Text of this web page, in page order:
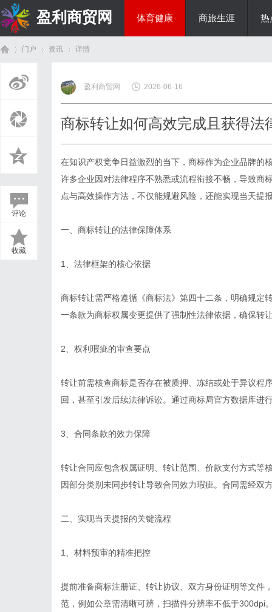
盈利商贸网 体育健康 商旅生涯 热
门户 资讯
›
详情
评论
收藏
盈利商贸网 2026-06-16
商标转让如何高效完成且获得
在知识产权竞争日益激烈的当下，商标作为企业品牌的
许多企业因对法律程序不熟悉或流程衔接不畅，导致商
点与高效操作方法，不仅能规避风险，还能实现当天提
一、商标转让的法律保障体系
1、法律框架的核心依据
商标转让需严格遵循《商标法》第四十二条，明确规定
一条款为商标权属变更提供了强制性法律依据，确保转
2、权利瑕疵的审查要点
转让前需核查商标是否存在被质押、冻结或处于异议程
回，甚至引发后续法律诉讼。通过商标局官方数据库进
3、合同条款的效力保障
转让合同应包含权属证明、转让范围、价款支付方式等
因部分类别未同步转让导致合同效力瑕疵。合同需经双
二、实现当天提报的关键流程
1、材料预审的精准把控
提前准备商标注册证、转让协议、双方身份证明等文件
范，例如公章需清晰可辨，扫描件分辨率不低于300dpi